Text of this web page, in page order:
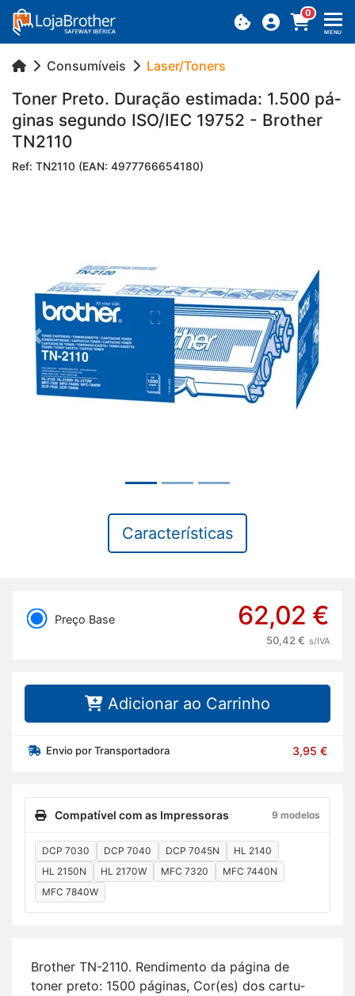
0
MENU
Consumíveis Laser/Toners
Toner Preto. Du­ração es­ti­mada: 1.500 pá­
ginas se­gundo ISO/IEC 19752 - Brother
TN2110
Ref: TN2110 (EAN: 4977766654180)
Previous Next
Características
Preço Base 62,02 €
50,42 € s/IVA
Adicionar ao Carrinho
Envio por Transportadora 3,95 €
Compatível com as Impressoras 9 modelos
DCP 7030 DCP 7040 DCP 7045N
HL 2140
HL 2150N
HL 2170W MFC 7320
MFC 7440N
MFC 7840W
Brother TN-2110. Ren­di­mento da pá­gina de
toner preto: 1500 pá­ginas, Cor(es) dos car­tu­